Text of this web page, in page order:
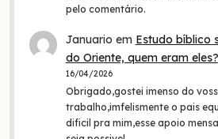
pelo comentário.
Januario em Estudo bíblico
do Oriente, quem eram eles?
16/04/2026
Obrigado,gostei imenso do
trabalho,imfelismente o pais
dificil pra mim,esse apoio